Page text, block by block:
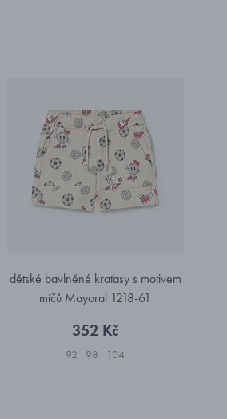
dětské bavlněné kraťasy s motivem
míčů Mayoral 1218-61
352 Kč
92 98 104